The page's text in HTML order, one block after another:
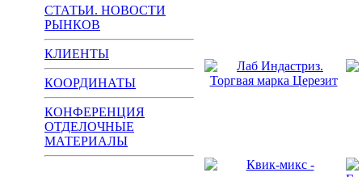
СТАТЬИ. НОВОСТИ
РЫНКОВ
КЛИЕНТЫ
КООРДИНАТЫ
КОНФЕРЕНЦИЯ
ОТДЕЛОЧНЫЕ
МАТЕРИАЛЫ